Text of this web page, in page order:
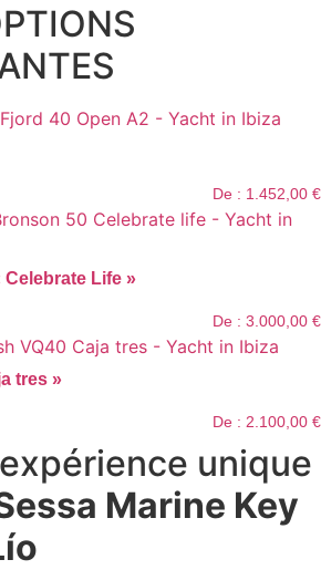
De : 1.452,00 €
Life »
De : 3.000,00 €
tres »
De : 2.100,00 €
unique
Marine Key